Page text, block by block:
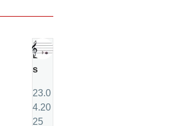
E
s
23.0
4.20
25